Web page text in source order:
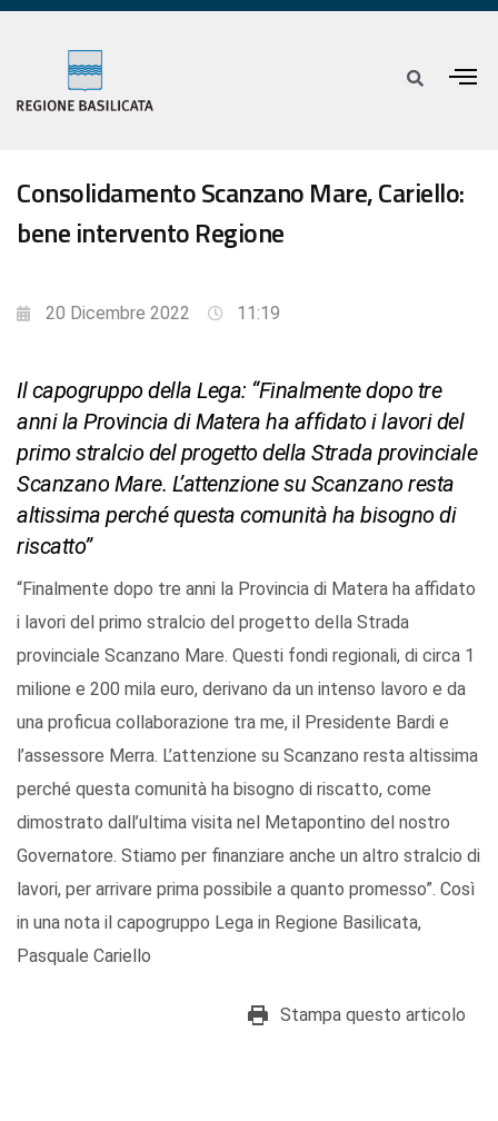
Consolidamento Scanzano Mare, Cariello:
bene intervento Regione
20 Dicembre 2022 11:19
Il capogruppo della Lega: “Finalmente dopo tre
anni la Provincia di Matera ha affidato i lavori del
primo stralcio del progetto della Strada provinciale
Scanzano Mare. L’attenzione su Scanzano resta
altissima perché questa comunità ha bisogno di
riscatto”
“Finalmente dopo tre anni la Provincia di Matera ha affidato
i lavori del primo stralcio del progetto della Strada
provinciale Scanzano Mare. Questi fondi regionali, di circa 1
milione e 200 mila euro, derivano da un intenso lavoro e da
una proficua collaborazione tra me, il Presidente Bardi e
l’assessore Merra. L’attenzione su Scanzano resta altissima
perché questa comunità ha bisogno di riscatto, come
dimostrato dall’ultima visita nel Metapontino del nostro
Governatore. Stiamo per finanziare anche un altro stralcio di
lavori, per arrivare prima possibile a quanto promesso”. Così
in una nota il capogruppo Lega in Regione Basilicata,
Pasquale Cariello
Stampa questo articolo